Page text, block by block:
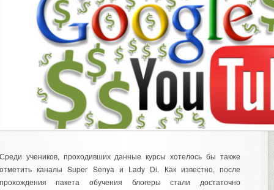
учеников, проходивших данные курсы хотелось бы также
каналы Super Senya и Lady Di. Как известно, после
пакета обучения блогеры стали достаточно